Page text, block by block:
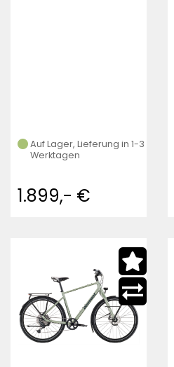
Auf Lager, Lieferung in 1-3
Werktagen
1.899,- €